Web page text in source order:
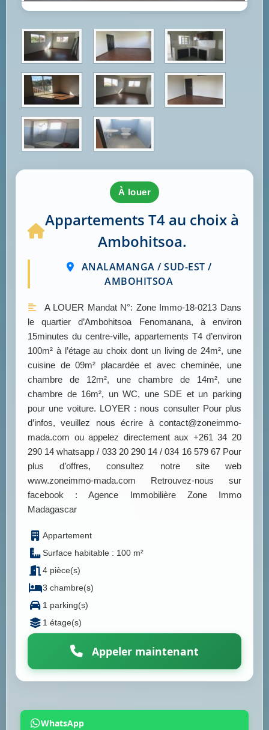
à louer
Appartements T4 au choix à
Ambohitsoa.
ANALAMANGA / SUD-EST /
AMBOHITSOA
A LOUER Mandat N°: Zone Immo-18-0213 Dans
le quartier d’Ambohitsoa Fenomanana, à environ
15minutes du centre-ville, appartements T4 d’environ
100m² à l’étage au choix dont un living de 24m², une
cuisine de 09m² placardée et avec cheminée, une
chambre de 12m², une chambre de 14m², une
chambre de 16m², un WC, une SDE et un parking
pour une voiture. LOYER : nous consulter Pour plus
d’infos, veuillez nous écrire à contact@zoneimmo-
mada.com ou appelez directement aux +261 34 20
290 14 whatsapp / 033 20 290 14 / 034 16 579 67 Pour
plus d’offres, consultez notre site web
www.zoneimmo-mada.com Retrouvez-nous sur
facebook : Agence Immobilière Zone Immo
Madagascar
Appartement
Surface habitable : 100 m²
4 pièce(s)
3 chambre(s)
1 parking(s)
1 étage(s)
Appeler maintenant
WhatsApp